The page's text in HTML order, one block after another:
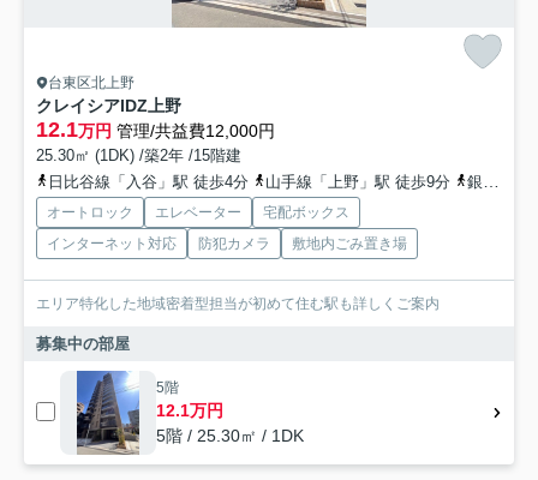
台東区北上野
クレイシアIDZ上野
12.1万円 管理/共益費12,000円
25.30㎡ (1DK) /築2年 /15階建
日比谷線「入谷」駅 徒歩4分
山手線「上野」駅 徒歩9分 銀座線「稲荷町」駅 徒歩10分
オートロック エレベーター
宅配ボックス
インターネット対応
防犯カメラ 敷地内ごみ置き場
エリア特化した地域密着型担当が初めて住む駅も詳しくご案内
募集中の部屋
5階
12.1万円
5階 / 25.30㎡ / 1DK